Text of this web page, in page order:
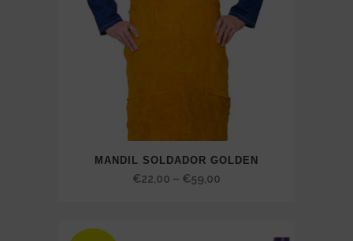
MANDIL SOLDADOR GOLDEN
€22,00 – €59,00